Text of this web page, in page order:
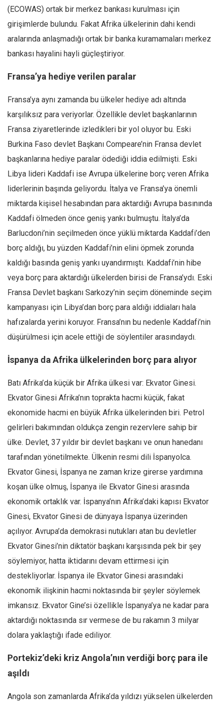
(ECOWAS) ortak bir merkez bankası kurulması için
girişimlerde bulundu. Fakat Afrika ülkelerinin dahi kendi
aralarında anlaşmadığı ortak bir banka kuramamaları merkez
bankası hayalini hayli güçleştiriyor.
Fransa’ya hediye verilen paralar
Fransa’ya aynı zamanda bu ülkeler hediye adı altında
karşılıksız para veriyorlar. Özellikle devlet başkanlarının
Fransa ziyaretlerinde izledikleri bir yol oluyor bu. Eski
Burkina Faso devlet Başkanı Compeare’nin Fransa devlet
başkanlarına hediye paralar ödediği iddia edilmişti. Eski
Libya lideri Kaddafi ise Avrupa ülkelerine borç veren Afrika
liderlerinin başında geliyordu. İtalya ve Fransa’ya önemli
miktarda kişisel hesabından para aktardığı Avrupa basınında
Kaddafi ölmeden önce geniş yankı bulmuştu. İtalya’da
Barlucdoni’nin seçilmeden önce yüklü miktarda Kaddafi’den
borç aldığı, bu yüzden Kaddafi’nin elini öpmek zorunda
kaldığı basında geniş yankı uyandırmıştı. Kaddafi’nin hibe
veya borç para aktardığı ülkelerden birisi de Fransa’ydı. Eski
Fransa Devlet başkanı Sarkozy’nin seçim döneminde seçim
kampanyası için Libya’dan borç para aldığı iddiaları hala
hafızalarda yerini koruyor. Fransa’nın bu nedenle Kaddafi’nin
düşürülmesi için acele ettiği de söylentiler arasındaydı.
İspanya da Afrika ülkelerinden borç para alıyor
Batı Afrika’da küçük bir Afrika ülkesi var: Ekvator Ginesi.
Ekvator Ginesi Afrika’nın toprakta hacmi küçük, fakat
ekonomide hacmi en büyük Afrika ülkelerinden biri. Petrol
gelirleri bakımından oldukça zengin rezervlere sahip bir
ülke. Devlet, 37 yıldır bir devlet başkanı ve onun hanedanı
tarafından yönetilmekte. Ülkenin resmi dili İspanyolca.
Ekvator Ginesi, İspanya ne zaman krize girerse yardımına
koşan ülke olmuş, İspanya ile Ekvator Ginesi arasında
ekonomik ortaklık var. İspanya’nın Afrika’daki kapısı Ekvator
Ginesi, Ekvator Ginesi de dünyaya İspanya üzerinden
açılıyor. Avrupa’da demokrasi nutukları atan bu devletler
Ekvator Ginesi’nin diktatör başkanı karşısında pek bir şey
söylemiyor, hatta iktidarını devam ettirmesi için
destekliyorlar. İspanya ile Ekvator Ginesi arasındaki
ekonomik ilişkinin hacmi noktasında bir şeyler söylemek
imkansız. Ekvator Gine’si özellikle İspanya’ya ne kadar para
aktardığı noktasında sır vermese de bu rakamın 3 milyar
dolara yaklaştığı ifade ediliyor.
Portekiz’deki kriz Angola’nın verdiği borç para ile
aşıldı
Angola son zamanlarda Afrika’da yıldızı yükselen ülkelerden